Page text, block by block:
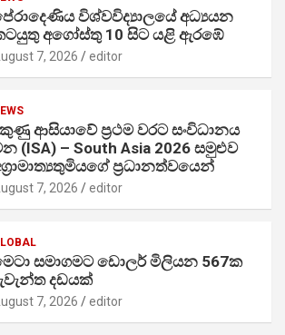
විශ්වවිද්‍යාලයේ අධ්‍යයන
අගෝස්තු 10 සිට යළි ඇරඹේ
7, 2026 editor
ආසියාවේ ප්‍රථම වරට සංවිධානය
(ISA) – South Asia 2026 සමුළුව
ප්‍රධානත්වයෙන්
7, 2026 editor
සමාගමට ඩොලර් මිලියන 567ක
දඩයක්
7, 2026 editor